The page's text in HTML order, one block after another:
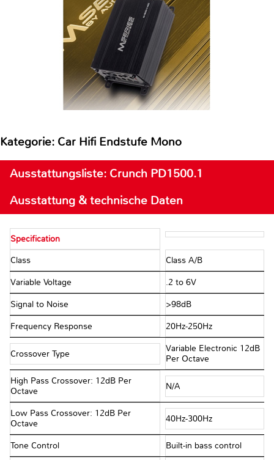
Kategorie: Car Hifi Endstufe Mono
Ausstattungsliste: Crunch PD1500.1
Ausstattung & technische Daten
Specification
Class Class A/B
Variable Voltage .2 to 6V
Signal to Noise >98dB
Frequency Response 20Hz-250Hz
Crossover Type
Variable Electronic 12dB
Per Octave
High Pass Crossover: 12dB Per
Octave
N/A
Low Pass Crossover: 12dB Per
Octave
40Hz-300Hz
Tone Control Built-in bass control